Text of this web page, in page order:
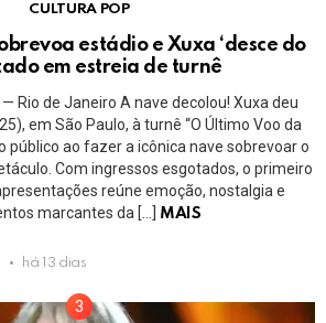
CULTURA POP
estádio e Xuxa ‘desce do
em estreia de turnê
Rio de Janeiro A nave decolou! Xuxa deu
em São Paulo, à turnê “O Último Voo da
público ao fazer a icônica nave sobrevoar o
Com ingressos esgotados, o primeiro
reúne emoção, nostalgia e
marcantes da […]
MAIS
há 13 dias